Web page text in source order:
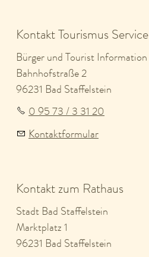
Kontakt Tourismus Service
Bürger und Tourist Information
Bahnhofstraße 2
96231 Bad Staffelstein
0 95 73 / 3 31 20
Kontaktformular
Kontakt zum Rathaus
Stadt Bad Staffelstein
Marktplatz 1
96231 Bad Staffelstein